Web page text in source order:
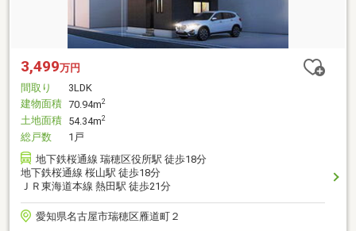
3,499万円
間取り
3LDK
建物面積 70.94m2
土地面積 54.34m2
総戸数
1戸
地下鉄桜通線 瑞穂区役所駅 徒歩18分
地下鉄桜通線 桜山駅 徒歩18分
ＪＲ東海道本線 熱田駅 徒歩21分
愛知県名古屋市瑞穂区雁道町２